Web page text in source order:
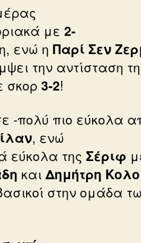
με 2-
ενώ η Παρί Σεν
την αντίσταση
σκορ 3-2!
-πολύ πιο εύκολα
, ενώ
εύκολα της Σέριφ
και Δημήτρη
στην ομάδα